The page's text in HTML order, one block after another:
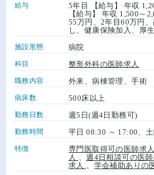
給与
5年目 【給与】 年収
【給与】 年収 1,500
55万円、2年目60万円
し、健康保険加入、厚
施設形態 病院
科目 整形外科の医師求人
職務内容 外来、病棟管理、手術
病床数 500床以上
勤務日数 週5日(週4日勤務可)
勤務時間 平日 08:30 ～ 17:00、
特徴 専門医取得可の医師求人
人
、週4日相談可の医師
求人
学会補助ありの